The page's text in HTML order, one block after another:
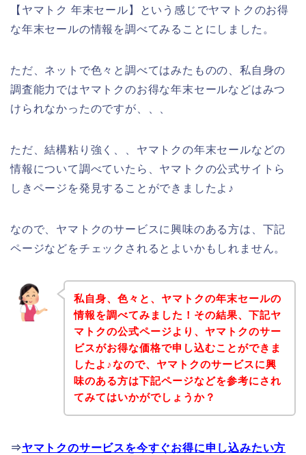
【ヤマトク 年末セール】という感じでヤマトクのお得
な年末セールの情報を調べてみることにしました。
ただ、ネットで色々と調べてはみたものの、私自身の
調査能力ではヤマトクのお得な年末セールなどはみつ
けられなかったのですが、、、
ただ、結構粘り強く、、ヤマトクの年末セールなどの
情報について調べていたら、ヤマトクの公式サイトら
しきページを発見することができましたよ♪
なので、ヤマトクのサービスに興味のある方は、下記
ページなどをチェックされるとよいかもしれません。
私自身、色々と、ヤマトクの年末セールの
情報を調べてみました！その結果、下記ヤ
マトクの公式ページより、ヤマトクのサー
ビスがお得な価格で申し込むことができま
したよ♪なので、ヤマトクのサービスに興
味のある方は下記ページなどを参考にされ
てみてはいかがでしょうか？
⇒ヤマトクのサービスを今すぐお得に申し込みたい方